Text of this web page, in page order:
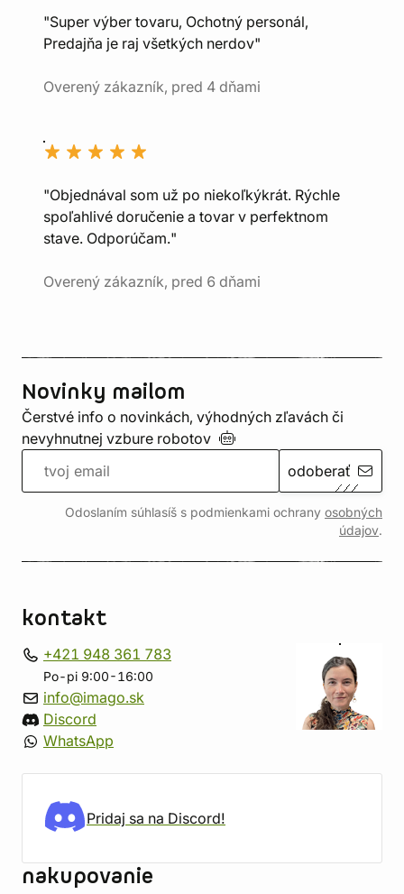
"Super výber tovaru, Ochotný personál,
Predajňa je raj všetkých nerdov"
Overený zákazník, pred 4 dňami
"Objednával som už po niekoľkýkrát. Rýchle
spoľahlivé doručenie a tovar v perfektnom
stave. Odporúčam."
Overený zákazník, pred 6 dňami
Novinky mailom
Čerstvé info o novinkách, výhodných zľavách či
nevyhnutnej vzbure robotov
odoberať
Odoslaním súhlasíš s podmienkami ochrany osobných
údajov.
kontakt
+421 948 361 783
Po-pi 9:00-16:00
info@imago.sk
Discord
WhatsApp
Pridaj sa na Discord!
nakupovanie